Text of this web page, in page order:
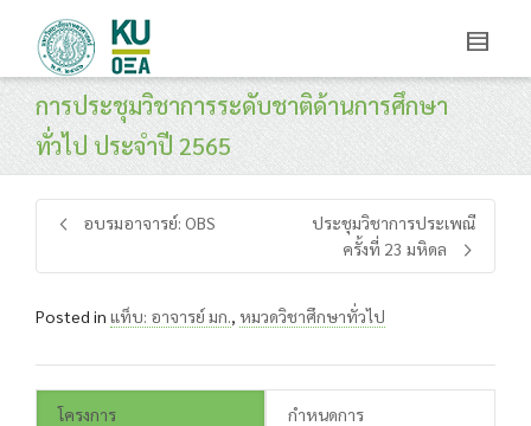
การประชุมวิชาการระดับชาติด้านการศึกษา
ทั่วไป ประจำปี 2565
อบรมอาจารย์: OBS
ประชุมวิชาการประเพณี
ครั้งที่ 23 มหิดล
Posted in แท็บ: อาจารย์ มก., หมวดวิชาศึกษาทั่วไป
โครงการ กำหนดการ